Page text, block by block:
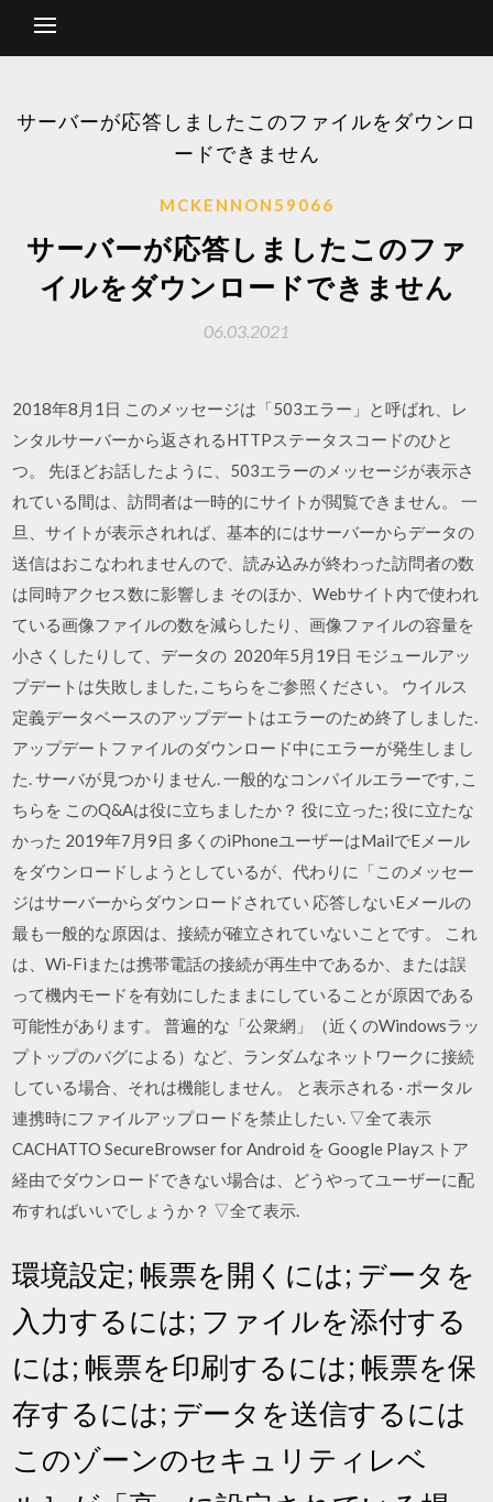
サーバーが応答しましたこのファイルをダウンロ
ードできません
MCKENNON59066
サーバーが応答しましたこのファ
イルをダウンロードできません
06.03.2021
2018年8月1日 このメッセージは「503エラー」と呼ばれ、レ
ンタルサーバーから返されるHTTPステータスコードのひと
つ。 先ほどお話したように、503エラーのメッセージが表示さ
れている間は、訪問者は一時的にサイトが閲覧できません。 一
旦、サイトが表示されれば、基本的にはサーバーからデータの
送信はおこなわれませんので、読み込みが終わった訪問者の数
は同時アクセス数に影響しま そのほか、Webサイト内で使われ
ている画像ファイルの数を減らしたり、画像ファイルの容量を
小さくしたりして、データの 2020年5月19日 モジュールアッ
プデートは失敗しました, こちらをご参照ください。 ウイルス
定義データベースのアップデートはエラーのため終了しました.
アップデートファイルのダウンロード中にエラーが発生しまし
た. サーバが見つかりません. 一般的なコンパイルエラーです, こ
ちらを このQ&Aは役に立ちましたか？ 役に立った; 役に立たな
かった 2019年7月9日 多くのiPhoneユーザーはMailでEメール
をダウンロードしようとしているが、代わりに「このメッセー
ジはサーバーからダウンロードされてい 応答しないEメールの
最も一般的な原因は、接続が確立されていないことです。 これ
は、Wi-Fiまたは携帯電話の接続が再生中であるか、または誤
って機内モードを有効にしたままにしていることが原因である
可能性があります。 普遍的な「公衆網」（近くのWindowsラッ
プトップのバグによる）など、ランダムなネットワークに接続
している場合、それは機能しません。 と表示される · ポータル
連携時にファイルアップロードを禁止したい. ▽全て表示
CACHATTO SecureBrowser for Android を Google Playストア
経由でダウンロードできない場合は、どうやってユーザーに配
布すればいいでしょうか？ ▽全て表示.
環境設定; 帳票を開くには; データを
入力するには; ファイルを添付する
には; 帳票を印刷するには; 帳票を保
存するには; データを送信するには
このゾーンのセキュリティレベ